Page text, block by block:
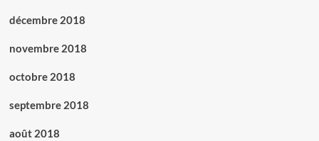
décembre 2018
novembre 2018
octobre 2018
septembre 2018
août 2018